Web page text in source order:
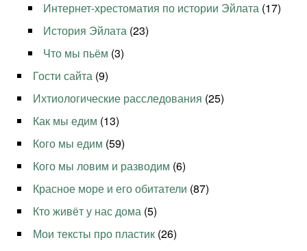
Интернет-хрестоматия по истории Эйлата (17)
История Эйлата (23)
Что мы пьём (3)
Гости сайта (9)
Ихтиологические расследования (25)
Как мы едим (13)
Кого мы едим (59)
Кого мы ловим и разводим (6)
Красное море и его обитатели (87)
Кто живёт у нас дома (5)
Мои тексты про пластик (26)